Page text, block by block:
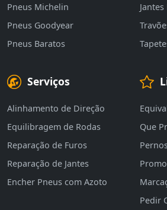
Pneus Michelin
Pneus Goodyear
Pneus Baratos
Serviços
Alinhamento de Direção
Equilibragem de Rodas
Reparação de Furos
Reparação de Jantes
Encher Pneus com Azoto
Que
Pedir